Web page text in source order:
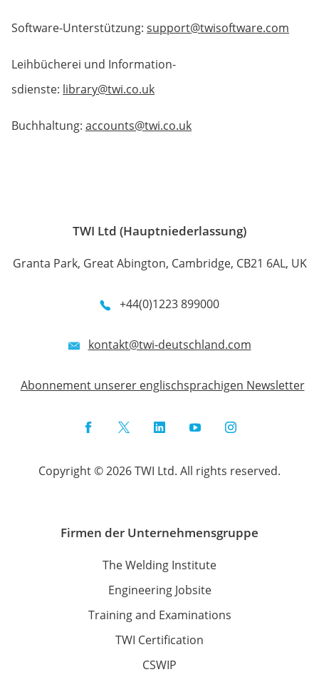
Software-Unterstützung: support@twisoftware.com
Leihbücherei und Information­
sdienste: library@twi.co.uk
Buchhaltung: accounts@twi.co.uk
TWI Ltd (Hauptniederlassung)
Granta Park, Great Abington, Cambridge, CB21 6AL, UK
+44(0)1223 899000
kontakt@twi-deutschland.com
Abonnement unserer englischsprachigen Newsletter
FacebookTwitterLinkedInYouTubeInstagram
Copyright © 2026 TWI Ltd. All rights reserved.
Firmen der Unternehmensgruppe
The Welding Institute
Engineering Jobsite
Training and Examinations
TWI Certification
CSWIP